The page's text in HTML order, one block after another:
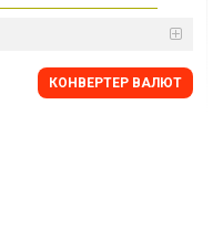
КОНВЕРТЕР ВАЛЮТ